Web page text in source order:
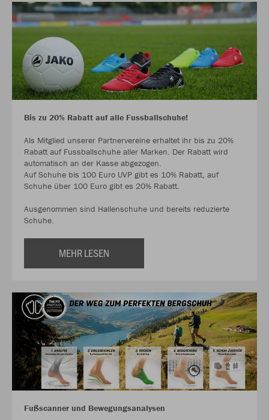
Bis zu 20% Rabatt auf alle Fussballschuhe!
Als Mitglied unserer Partnervereine erhaltet ihr bis zu 20%
Rabatt auf Fussballschuhe aller Marken. Der Rabatt wird
automatisch an der Kasse abgezogen.
Auf Schuhe bis 100 Euro UVP gibt es 10% Rabatt, auf
Schuhe über 100 Euro gibt es 20% Rabatt.
Ausgenommen sind Hallenschuhe und bereits reduzierte
Schuhe.
MEHR LESEN
Fußscanner und Bewegungsanalysen